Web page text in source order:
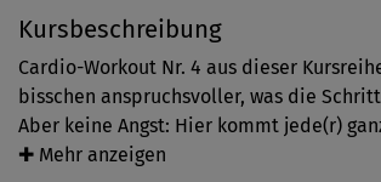
Kursbeschreibung
Cardio-Workout Nr. 4 aus dieser
bisschen anspruchsvoller, was die
Aber keine Angst: Hier kommt jede(r)
erklärt alles ganz genau und baut jede
✚ Mehr anzeigen